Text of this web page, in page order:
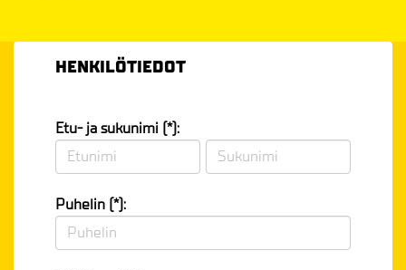
HENKILÖTIEDOT
Etu- ja sukunimi (*):
Puhelin (*):